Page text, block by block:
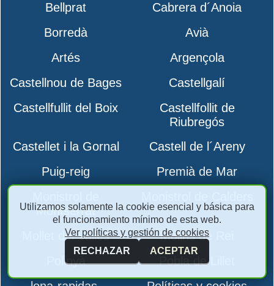
Bellprat
Cabrera d´Anoia
Borredà
Avià
Artés
Argençola
Castellnou de Bages
Castellgalí
Castellfullit del Boix
Castellfollit de
Riubregós
Castellet i la Gornal
Castell de l´Areny
Puig-reig
Premià de Mar
Montserrat
Mollet del Vallès
Molins de Rei
Polinyà
Pobla de Lillet
Utilizamos solamente la cookie esencial y básica para
el funcionamiento mínimo de esta web.
Ver políticas y gestión de cookies
RECHAZAR
ACEPTAR